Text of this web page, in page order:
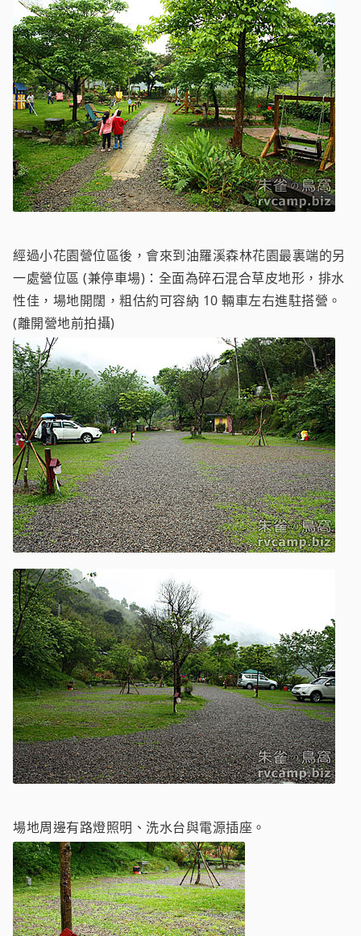
經過小花園營位區後，會來到油羅溪森林花園最裏端的另
一處營位區 (兼停車場)：全面為碎石混合草皮地形，排水
性佳，場地開闊，粗估約可容納 10 輛車左右進駐搭營。
(離開營地前拍攝)
場地周邊有路燈照明、洗水台與電源插座。